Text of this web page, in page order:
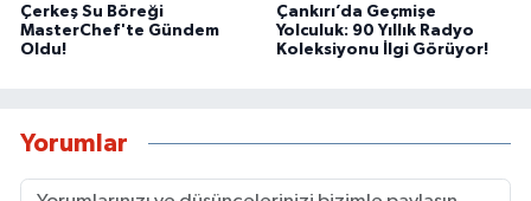
Çerkeş Su Böreği
MasterChef'te Gündem
Oldu!
Çankırı’da Geçmişe
Yolculuk: 90 Yıllık Radyo
Koleksiyonu İlgi Görüyor!
Yorumlar